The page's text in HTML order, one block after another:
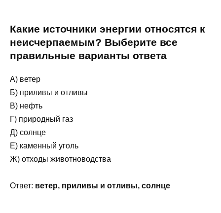
Какие источники энергии относятся к
неисчерпаемым? Выберите все
правильные варианты ответа
А) ветер
Б) приливы и отливы
В) нефть
Г) природный газ
Д) солнце
Е) каменный уголь
Ж) отходы животноводства
Ответ: ветер, приливы и отливы, солнце